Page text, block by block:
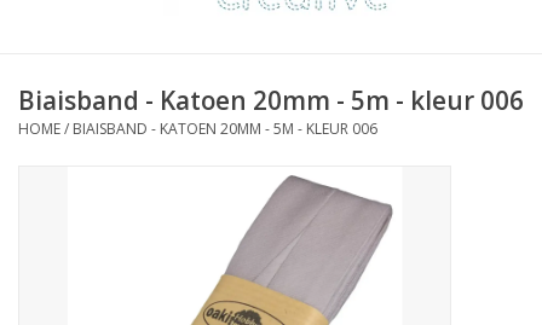
Nieuws
Biaisband - Katoen 20mm - 5m - kleur 006
HOME/ BIAISBAND - KATOEN 20MM - 5M - KLEUR 006